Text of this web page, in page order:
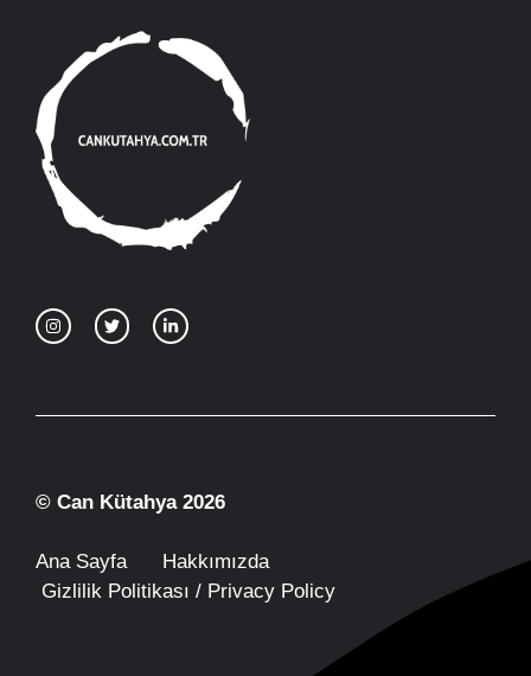
© Can Kütahya 2026
Ana Sayfa
Hakkımızda
Gizlilik Politikası / Privacy Policy